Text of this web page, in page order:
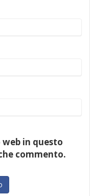
in questo
commento.